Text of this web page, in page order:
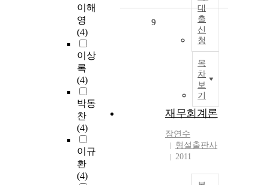
이해
영
(4)
이상
록
(4)
박동
찬
(4)
이규
환
(4)
대
출
신
청
목
차
보
기
9
재무회계론
장연수
형설출판사
2011